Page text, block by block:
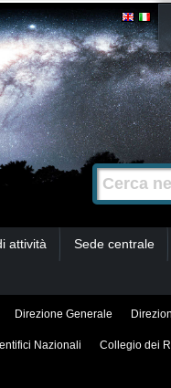
Cerca nel
attività Sede centrale
Direzione Generale
Nazionali Collegio dei